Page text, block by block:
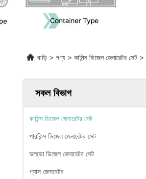
বাড়ি > পণ্য > কামিন্স ডিজেল জেনারেটর সেট >
সকল বিভাগ
কামিন্স ডিজেল জেনারেটর সেট
পারকিন্স ডিজেল জেনারেটর সেট
ভলভো ডিজেল জেনারেটর সেট
গ্যাস জেনারেটর